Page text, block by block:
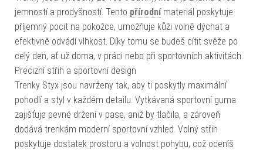
jemností a prodyšností. Tento přírodnímateriál poskytuje
příjemný pocit na pokožce, umožňuje kůži volně dýchat a
efektivně odvádí vlhkost. Díky tomu se budeš cítit svěže po
celý den, ať už doma, v práci nebo při sportovních aktivitách.
Precizní střih a sportovní design
Trenky Styx jsou navrženy tak, aby ti poskytly maximální
pohodlí a styl v každém detailu. Vytkávaná sportovní guma
zajišťuje pevné držení v pase, aniž by tlačila, a zároveň
dodává trenkám moderní sportovní vzhled. Volný střih
poskytuje dostatek prostoru a volnost pohybu, což oceníš